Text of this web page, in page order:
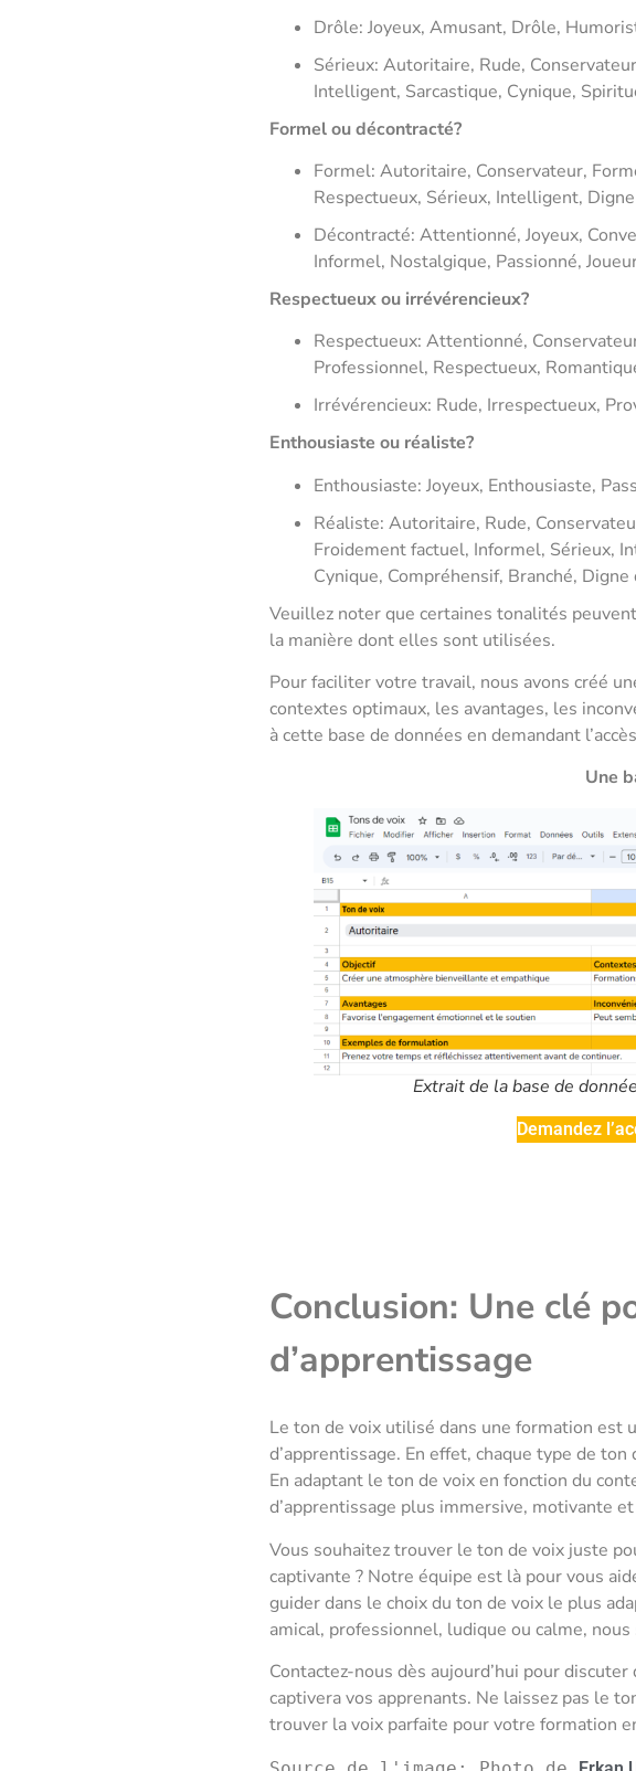
Drôle: Joyeux, Amusant, Drôle,
Sérieux: Autoritaire, Rude,
Intelligent, Sarcastique, Cynique,
Formel ou décontracté?
Formel: Autoritaire, Conservateur,
Respectueux, Sérieux, Intelligent,
Décontracté: Attentionné, Joyeux,
Informel, Nostalgique, Passionné,
Respectueux ou irrévérencieux?
Respectueux: Attentionné,
Professionnel, Respectueux,
Irrévérencieux: Rude, Irrespectueux,
Enthousiaste ou réaliste?
Enthousiaste: Joyeux, Enthousiaste,
Réaliste: Autoritaire, Rude,
Froidement factuel, Informel, Sérieux,
Cynique, Compréhensif, Branché,
Veuillez noter que certaines tonalités
la manière dont elles sont utilisées.
Pour faciliter votre travail, nous avons créé
contextes optimaux, les avantages, les
à cette base de données en demandant
Une
Extrait de la base de
Demandez
Conclusion: Une clé
d’apprentissage
Le ton de voix utilisé dans une formation est
d’apprentissage. En effet, chaque type de
En adaptant le ton de voix en fonction du
d’apprentissage plus immersive, motivante et
Vous souhaitez trouver le ton de voix juste
captivante ? Notre équipe est là pour vous
guider dans le choix du ton de voix le plus
amical, professionnel, ludique ou calme,
Contactez-nous dès aujourd’hui pour
captivera vos apprenants. Ne laissez pas le
trouver la voix parfaite pour votre formation